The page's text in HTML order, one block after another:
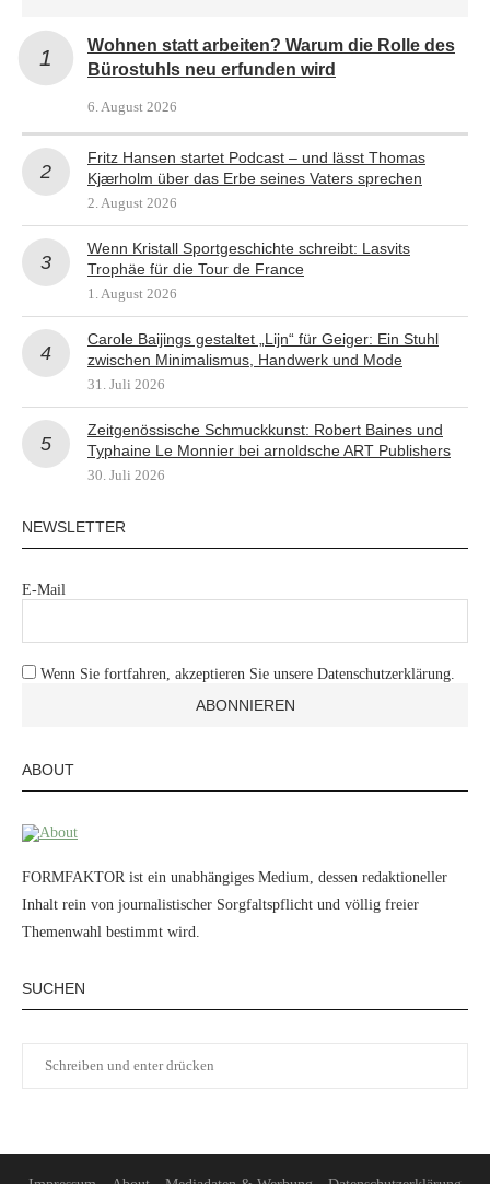
Wohnen statt arbeiten? Warum die Rolle des
Bürostuhls neu erfunden wird
6. August 2026
Fritz Hansen startet Podcast – und lässt Thomas
Kjærholm über das Erbe seines Vaters sprechen
2. August 2026
Wenn Kristall Sportgeschichte schreibt: Lasvits
Trophäe für die Tour de France
1. August 2026
Carole Baijings gestaltet „Lijn“ für Geiger: Ein Stuhl
zwischen Minimalismus, Handwerk und Mode
31. Juli 2026
Zeitgenössische Schmuckkunst: Robert Baines und
Typhaine Le Monnier bei arnoldsche ART Publishers
30. Juli 2026
NEWSLETTER
E-Mail
Wenn Sie fortfahren, akzeptieren Sie unsere Datenschutzerklärung.
ABOUT
FORMFAKTOR ist ein unabhängiges Medium, dessen redaktioneller
Inhalt rein von journalistischer Sorgfaltspflicht und völlig freier
Themenwahl bestimmt wird.
SUCHEN